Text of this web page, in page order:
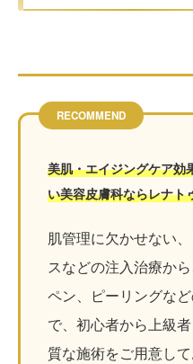
RECOMMEND
美肌・エイジングケア効
い美容皮膚科ならレナト
肌管理に欠かせない
スなどの注入治療か
ペン、ピーリングな
で、初心者から上級
質な施術をご用意して